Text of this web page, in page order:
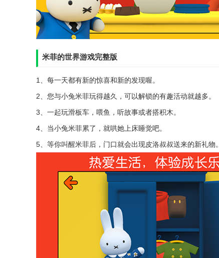
米菲的世界游戏完整版
1、每一天都有新的惊喜和新的发现喔。
2、您与小兔米菲玩得越久，可以解锁的有趣活动就越多。
3、一起玩滑板车，喂鱼，听故事或者搭积木。
4、当小兔米菲累了，就哄她上床睡觉吧。
5、等你叫醒米菲后，门口就会出现皮洛叔叔送来的新礼物。